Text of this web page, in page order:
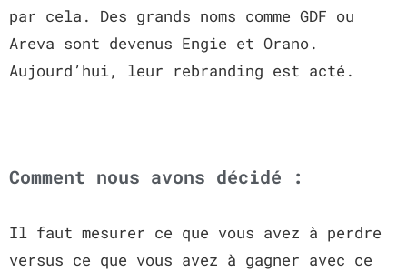
par cela. Des grands noms comme GDF ou
Areva sont devenus Engie et Orano.
Aujourd’hui, leur rebranding est acté.
Comment nous avons décidé :
Il faut mesurer ce que vous avez à perdre
versus ce que vous avez à gagner avec ce